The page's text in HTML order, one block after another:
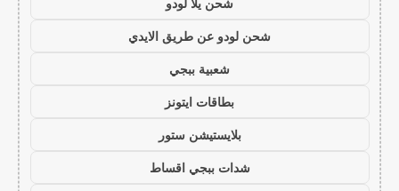
شحن لودو عن طريق الايدي
شعبية ببجي
بطاقات ايتونز
بلايستيشن ستور
شدات ببجي اقساط